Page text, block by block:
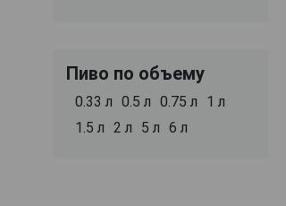
Пиво по объему
0.33 л 0.5 л 0.75 л
1 л
1.5 л
2 л 5 л 6 л